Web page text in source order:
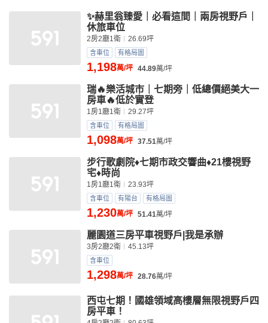
✨赫里翁臻愛｜必看這間｜兩房視野戶｜
休旅車位
2房2廳1衛 26.69坪
含車位 有格局圖
1,198萬/坪 44.89萬/坪
瑞🔥樂活城市｜七期旁｜低總價絕美大一
房車🔥低於實登
1房1廳1衛 29.27坪
含車位 有格局圖
1,098萬/坪 37.51萬/坪
步行歌劇院♦七期市政交響曲♦21樓視野
宅♦時尚
1房1廳1衛 23.93坪
含車位 有陽台 有格局圖
1,230萬/坪 51.41萬/坪
麗園道三房平車視野戶|我是承辦
3房2廳2衛 45.13坪
含車位
1,298萬/坪 28.76萬/坪
西屯七期！國雄領域高樓層無限視野戶四
房平車！